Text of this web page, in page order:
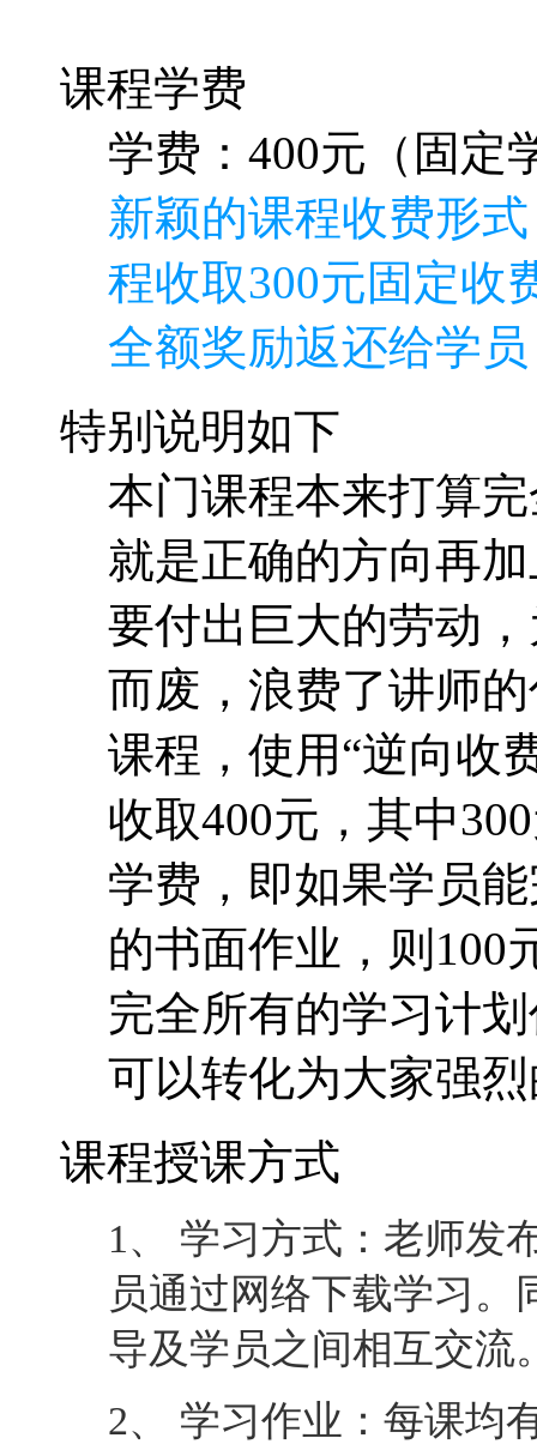
课程学费
学费：400元（固定
新颖的课程收费形
程收取300元固定收
全额奖励返还给学
特别说明如下
本门课程本来打算
就是正确的方向再
要付出巨大的劳动
而废，浪费了讲师
课程，使用“逆向收
收取400元，其中
学费，即如果学员
的书面作业，则100
完全所有的学习计
可以转化为大家强
课程授课方式
1、 学习方式：老师发
员通过网络下载学习
导及学员之间相互交流
2、 学习作业：每课均